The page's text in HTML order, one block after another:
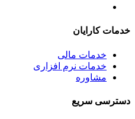
خدمات کارایان
خدمات مالی
خدمات نرم افزاری
مشاوره
دسترسی سریع